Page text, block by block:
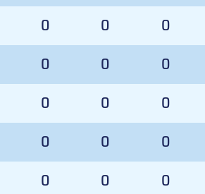
0 0 0
0 0 0
0 0 0
0 0 0
0 0 0